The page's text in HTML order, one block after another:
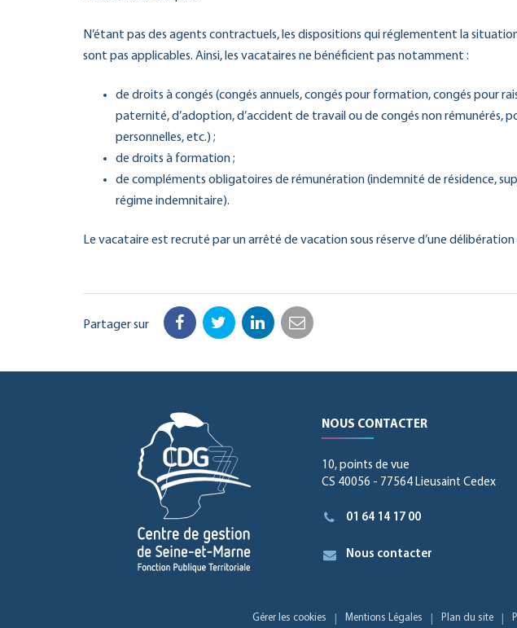
N’étant pas des agents contractuels, les dispositions qui réglementent la
sont pas applicables. Ainsi, les vacataires ne bénéficient pas notamment :
de droits à congés (congés annuels, congés pour formation, congés pour
paternité, d’adoption, d’accident de travail ou de congés non rémunérés,
personnelles, etc.) ;
de droits à formation ;
de compléments obligatoires de rémunération (indemnité de résidence,
régime indemnitaire).
Le vacataire est recruté par un arrêté de vacation sous réserve d’une délibération
Partager sur Facebook
TwitterLinkedIn
Email
NOUS CONTACTER
10, points de vue
CS 40056 - 77564 Lieusaint Cedex
01 64 14 17 00
Nous contacter
Gérer les cookies Mentions Légales Plan du site